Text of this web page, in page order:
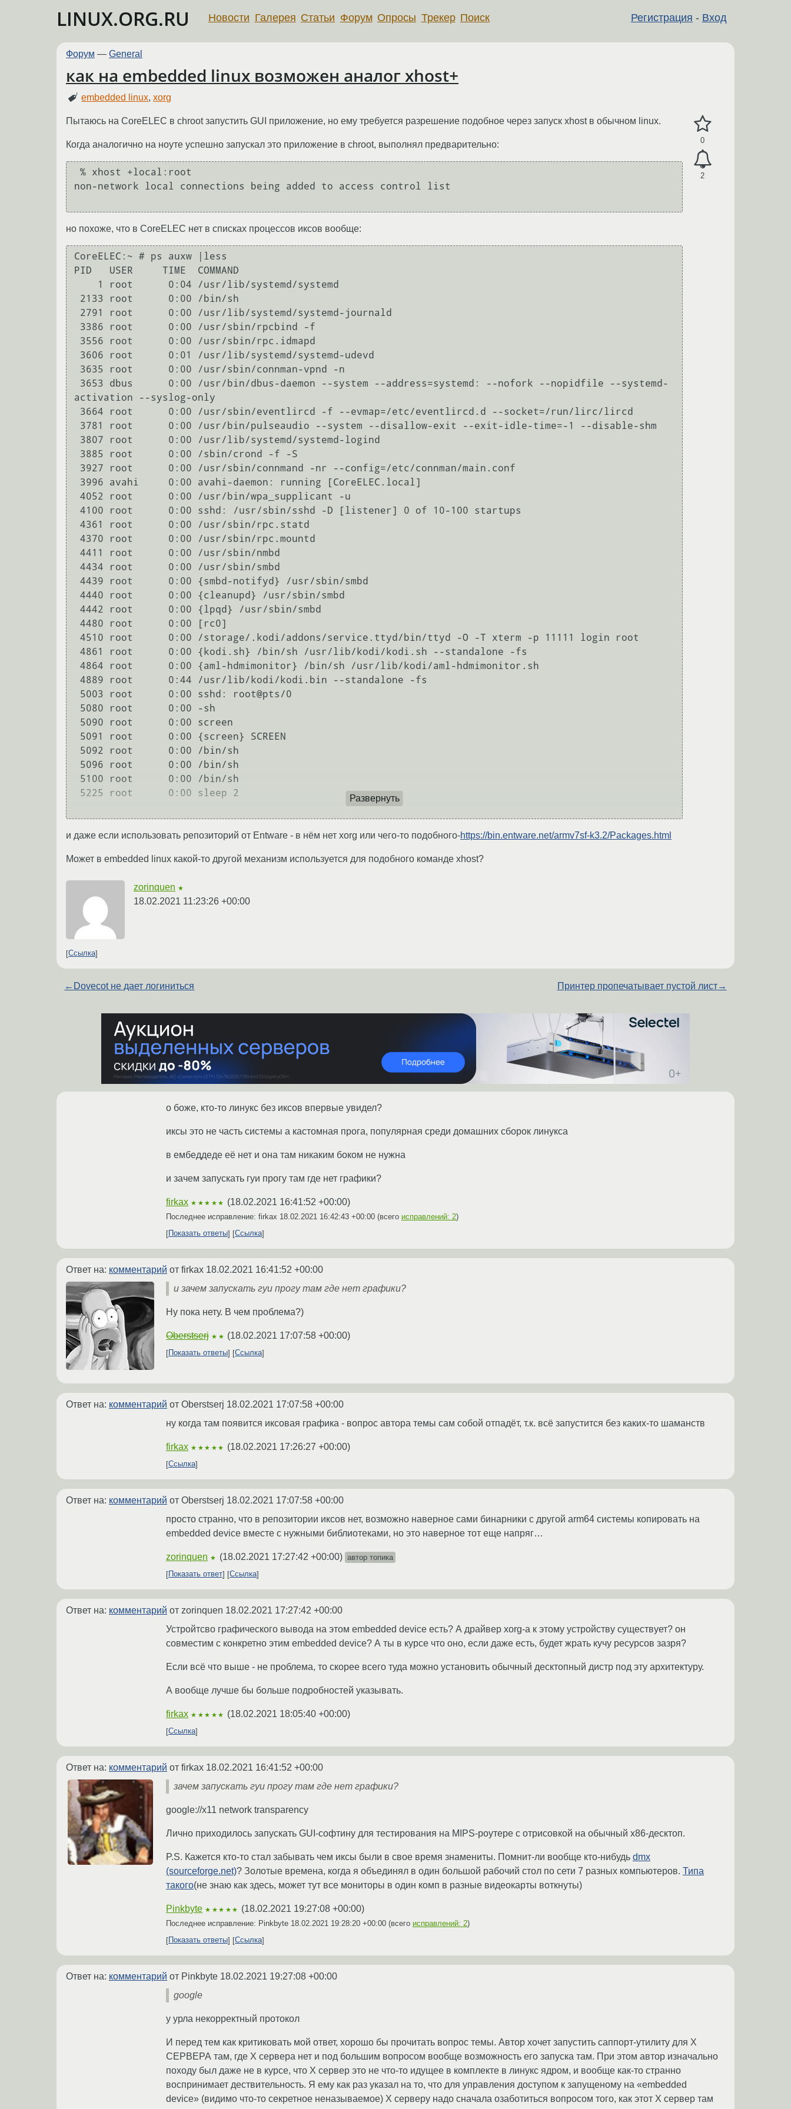
LINUX.ORG.RU Регистрация - Вход
Новости Галерея Статьи Форум Опросы Трекер Поиск
Форум — General
как на embedded linux возможен аналог xhost+
embedded linux,xorg
0
2
Пытаюсь на CoreELEC в chroot запустить GUI приложение, но ему требуется разрешение подобное через запуск xhost в обычном linux.
Когда аналогично на ноуте успешно запускал это приложение в chroot, выполнял предварительно:
non-network local connections being added to access control list
но похоже, что в CoreELEC нет в списках процессов иксов вообще:
CoreELEC:~ # ps auxw |less
PID   USER     TIME  COMMAND
activation --syslog-only
Развернуть
и даже если использовать репозиторий от Entware - в нём нет xorg или чего-то подобного-https://bin.entware.net/armv7sf-k3.2/Packages.html
Может в embedded linux какой-то другой механизм используется для подобного команде xhost?
zorinquen ★
18.02.2021 11:23:26 +00:00
Ссылка
← Dovecot не дает логиниться Принтер пропечатывает пустой лист→
о боже, кто-то линукс без иксов впервые увидел?
иксы это не часть системы а кастомная прога, популярная среди домашних сборок линукса
в ембеддеде её нет и она там никаким боком не нужна
и зачем запускать гуи прогу там где нет графики?
firkax ★★★★★ (18.02.2021 16:41:52 +00:00)
Последнее исправление: firkax 18.02.2021 16:42:43 +00:00 (всего исправлений: 2)
Показать ответы
Ссылка
Ответ на: комментарий от firkax 18.02.2021 16:41:52 +00:00
и зачем запускать гуи прогу там где нет графики?
Ну пока нету. В чем проблема?)
Oberstserj ★★ (18.02.2021 17:07:58 +00:00)
Показать ответы Ссылка
Ответ на: комментарий от Oberstserj 18.02.2021 17:07:58 +00:00
ну когда там появится иксовая графика - вопрос автора темы сам собой отпадёт, т.к. всё запустится без каких-то шаманств
firkax ★★★★★ (18.02.2021 17:26:27 +00:00)
Ссылка
Ответ на: комментарий от Oberstserj 18.02.2021 17:07:58 +00:00
просто странно, что в репозитории иксов нет, возможно наверное сами бинарники с другой arm64 системы копировать на
embedded device вместе с нужными библиотеками, но это наверное тот еще напряг…
zorinquen ★ (18.02.2021 17:27:42 +00:00) автор топика
Показать ответ
Ссылка
Ответ на: комментарий от zorinquen 18.02.2021 17:27:42 +00:00
Устройтсво графического вывода на этом embedded device есть? А драйвер xorg-а к этому устройству существует? он
совместим с конкретно этим embedded device? А ты в курсе что оно, если даже есть, будет жрать кучу ресурсов зазря?
Если всё что выше - не проблема, то скорее всего туда можно установить обычный десктопный дистр под эту архитектуру.
А вообще лучше бы больше подробностей указывать.
firkax ★★★★★ (18.02.2021 18:05:40 +00:00)
Ссылка
Ответ на: комментарий от firkax 18.02.2021 16:41:52 +00:00
зачем запускать гуи прогу там где нет графики?
google://x11 network transparency
Лично приходилось запускать GUI-софтину для тестирования на MIPS-роутере с отрисовкой на обычный x86-десктоп.
P.S. Кажется кто-то стал забывать чем иксы были в свое время знамениты. Помнит-ли вообще кто-нибудь dmx
(sourceforge.net)? Золотые времена, когда я объединял в один большой рабочий стол по сети 7 разных компьютеров. Типа
такого(не знаю как здесь, может тут все мониторы в один комп в разные видеокарты воткнуты)
Pinkbyte ★★★★★ (18.02.2021 19:27:08 +00:00)
Последнее исправление: Pinkbyte 18.02.2021 19:28:20 +00:00 (всего исправлений: 2)
Показать ответы
Ссылка
Ответ на: комментарий от Pinkbyte 18.02.2021 19:27:08 +00:00
google
у урла некорректный протокол
И перед тем как критиковать мой ответ, хорошо бы прочитать вопрос темы. Автор хочет запустить саппорт-утилиту для X
СЕРВЕРА там, где X сервера нет и под большим вопросом вообще возможность его запуска там. При этом автор изначально
походу был даже не в курсе, что X сервер это не что-то идущее в комплекте в линукс ядром, и вообще как-то странно
воспринимает дествительность. Я ему как раз указал на то, что для управления доступом к запущеному на «embedded
device» (видимо что-то секретное неназываемое) X серверу надо сначала озаботиться вопросом того, как этот X сервер там